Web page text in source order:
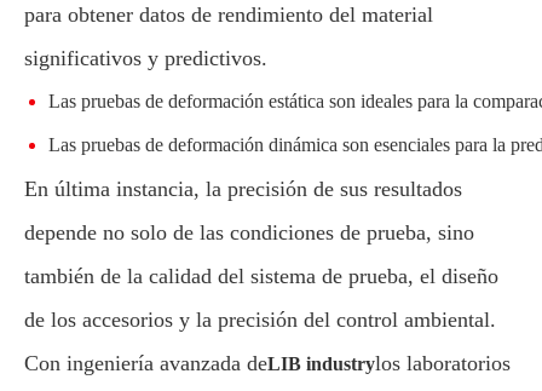
para obtener datos de rendimiento del material
significativos y predictivos.
Las pruebas de deformación estática son ideales para la
Las pruebas de deformación dinámica son esenciales para la
En última instancia, la precisión de sus resultados
depende no solo de las condiciones de prueba, sino
también de la calidad del sistema de prueba, el diseño
de los accesorios y la precisión del control ambiental.
Con ingeniería avanzada deLIB industrylos laboratorios